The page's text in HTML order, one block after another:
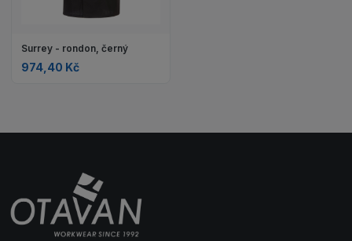
Surrey - rondon, černý
974,40 Kč